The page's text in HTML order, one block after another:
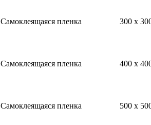
Самоклеящаяся пленка 300 x
Самоклеящаяся пленка 400 x
Самоклеящаяся пленка 500 x